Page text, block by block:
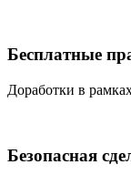
Бесплатные
Доработки в
Безопасная